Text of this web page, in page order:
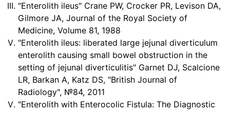
"Enterolith ileus" Crane PW, Crocker PR, Levison DA,
Gilmore JA, Journal of the Royal Society of
Medicine, Volume 81, 1988
"Enterolith ileus: liberated large jejunal diverticulum
enterolith causing small bowel obstruction in the
setting of jejunal diverticulitis" Garnet DJ, Scalcione
LR, Barkan A, Katz DS, "British Journal of
Radiology", №84, 2011
"Enterolith with Enterocolic Fistula: The Diagnostic